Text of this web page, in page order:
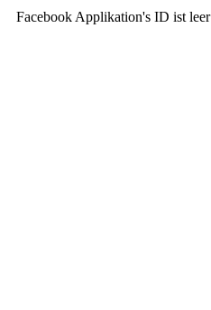
Facebook Applikation's ID ist leer